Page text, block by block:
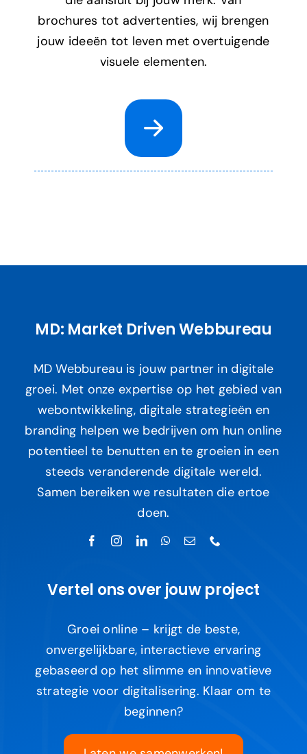
brochures tot advertenties, wij brengen
jouw ideeën tot leven met overtuigende
visuele elementen.
MD: Market Driven Webbureau
MD Webbureau is jouw partner in digitale
groei. Met onze expertise op het gebied van
webontwikkeling, digitale strategieën en
branding helpen we bedrijven om hun online
potentieel te benutten en te groeien in een
steeds veranderende digitale wereld.
Samen bereiken we resultaten die ertoe
doen.
Vertel ons over jouw project
Groei online – krijgt de beste,
onvergelijkbare, interactieve ervaring
gebaseerd op het slimme en innovatieve
strategie voor digitalisering. Klaar om te
beginnen?